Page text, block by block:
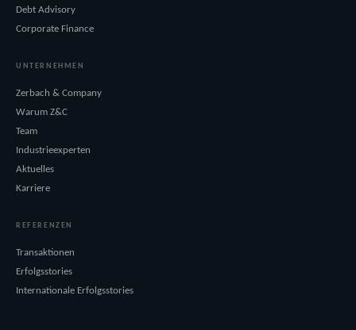
Debt Advisory
Corporate Finance
UNTERNEHMEN
Zerbach & Company
Warum Z&C
Team
Industrieexperten
Aktuelles
Karriere
REFERENZEN
Transaktionen
Erfolgsstories
Internationale Erfolgsstories